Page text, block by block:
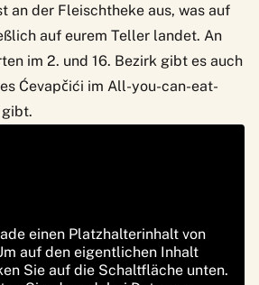
an der Fleischtheke aus, was auf
auf eurem Teller landet. An
im 2. und 16. Bezirk gibt es auch
Ćevapčići im All-you-can-eat-
einen Platzhalterinhalt von
auf den eigentlichen Inhalt
Sie auf die Schaltfläche unten.